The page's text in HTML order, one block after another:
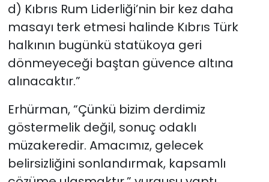
d) Kıbrıs Rum Liderliği’nin bir kez daha
masayı terk etmesi halinde Kıbrıs Türk
halkının bugünkü statükoya geri
dönmeyeceği baştan güvence altına
alınacaktır.”
Erhürman, “Çünkü bizim derdimiz
göstermelik değil, sonuç odaklı
müzakeredir. Amacımız, gelecek
belirsizliğini sonlandırmak, kapsamlı